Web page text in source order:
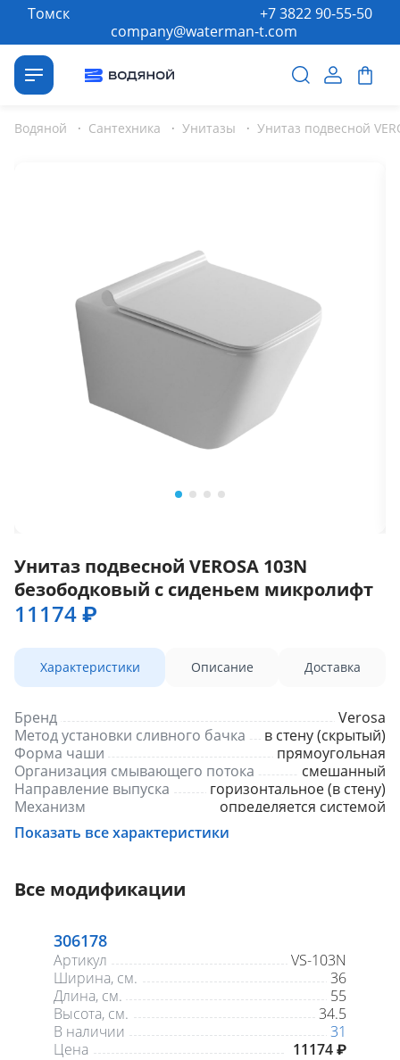
Томск
company@waterman-t.com
+7 3822 90-55-50
Водяной · Сантехника · Унитазы ·
Унитаз подвесной VEROSA 103N
безободковый с сиденьем микролифт
11174 ₽
Характеристики Описание Доставка
Бренд
Verosa
Метод установки сливного бачка
в стену (скрытый)
Форма чаши
прямоугольная
Организация смывающего потока
смешанный
Направление выпуска
горизонтальное (в стену)
Механизм
слива
определяется системой
Межосевое расстояние под крепеж. шпильки, см.
Сиденье в комплекте
С микролифтом
цвет_1
Показать все характеристики
Все модификации
306178
Артикул
VS-103N
Ширина, см.
36
Длина, см.
55
Высота, см.
34.5
В наличии
31
Цена
11174 ₽